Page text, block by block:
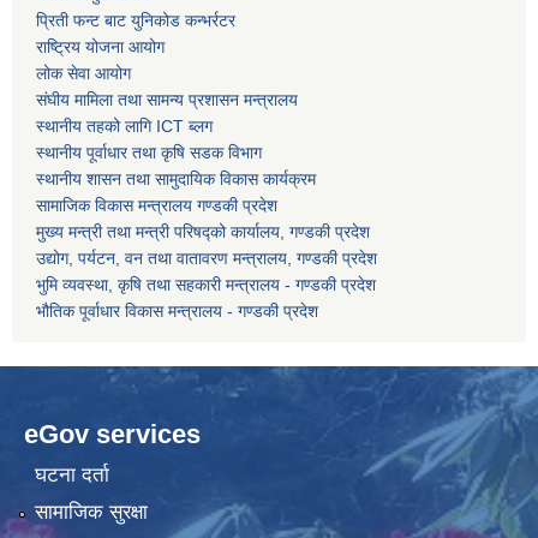
प्रिती फन्ट बाट युनिकोड कन्भर्रटर
राष्ट्रिय योजना आयोग
लोक सेवा आयोग
संघीय मामिला तथा सामन्य प्रशासन मन्त्रालय
स्थानीय तहको लागि ICT ब्लग
स्थानीय पूर्वाधार तथा कृषि सडक विभाग
स्थानीय शासन तथा सामुदायिक विकास कार्यक्रम
सामाजिक विकास मन्त्रालय गण्डकी प्रदेश
मुख्य मन्त्री तथा मन्त्री परिषद्को कार्यालय, गण्डकी प्रदेश
उद्योग, पर्यटन, वन तथा वातावरण मन्त्रालय, गण्डकी प्रदेश
भुमि व्यवस्था, कृषि तथा सहकारी मन्त्रालय - गण्डकी प्रदेश
भौतिक पूर्वाधार विकास मन्त्रालय - गण्डकी प्रदेश
eGov services
घटना दर्ता
सामाजिक सुरक्षा